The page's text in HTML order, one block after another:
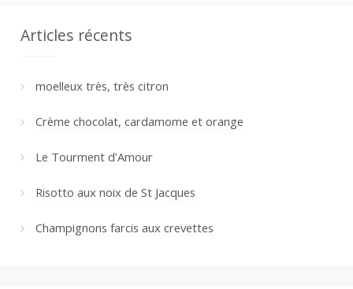
Articles récents
moelleux très, très citron
Crème chocolat, cardamome et orange
Le Tourment d’Amour
Risotto aux noix de St Jacques
Champignons farcis aux crevettes